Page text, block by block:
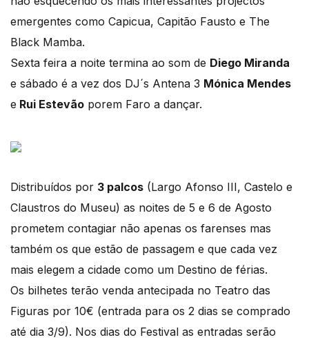
emergentes como Capicua, Capitão Fausto e The
Black Mamba.
Sexta feira a noite termina ao som de Diego Miranda
e sábado é a vez dos DJ´s Antena 3 Mónica Mendes
e Rui Estevão porem Faro a dançar.
Distribuídos por 3 palcos (Largo Afonso III, Castelo e
Claustros do Museu) as noites de 5 e 6 de Agosto
prometem contagiar não apenas os farenses mas
também os que estão de passagem e que cada vez
mais elegem a cidade como um Destino de férias.
Os bilhetes terão venda antecipada no Teatro das
Figuras por 10€ (entrada para os 2 dias se comprado
até dia 3/9). Nos dias do Festival as entradas serão